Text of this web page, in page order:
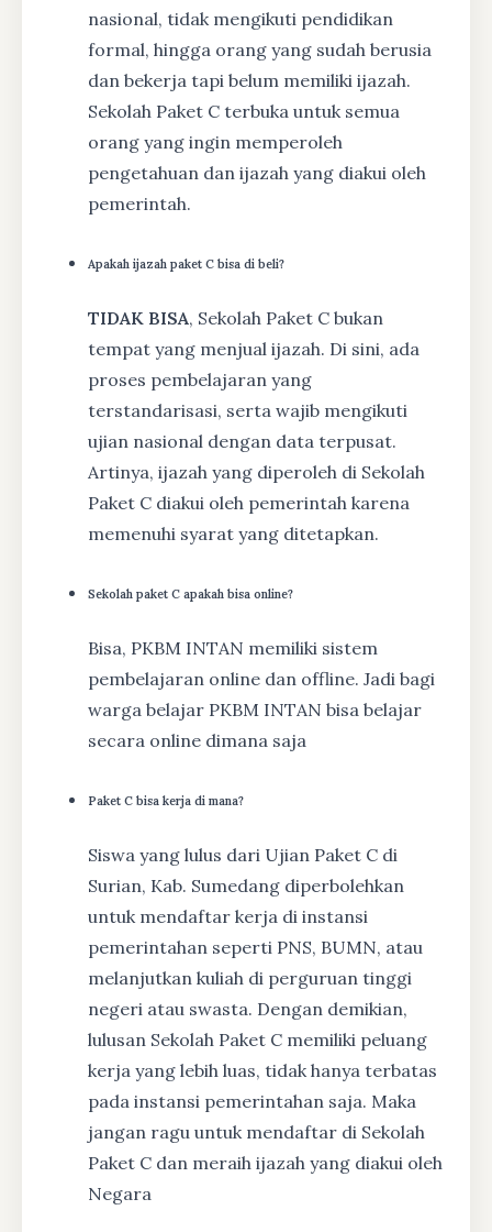
nasional, tidak mengikuti pendidikan
formal, hingga orang yang sudah berusia
dan bekerja tapi belum memiliki ijazah.
Sekolah Paket C terbuka untuk semua
orang yang ingin memperoleh
pengetahuan dan ijazah yang diakui oleh
pemerintah.
Apakah ijazah paket C bisa di beli?
TIDAK BISA, Sekolah Paket C bukan
tempat yang menjual ijazah. Di sini, ada
proses pembelajaran yang
terstandarisasi, serta wajib mengikuti
ujian nasional dengan data terpusat.
Artinya, ijazah yang diperoleh di Sekolah
Paket C diakui oleh pemerintah karena
memenuhi syarat yang ditetapkan.
Sekolah paket C apakah bisa online?
Bisa, PKBM INTAN memiliki sistem
pembelajaran online dan offline. Jadi bagi
warga belajar PKBM INTAN bisa belajar
secara online dimana saja
Paket C bisa kerja di mana?
Siswa yang lulus dari Ujian Paket C di
Surian, Kab. Sumedang diperbolehkan
untuk mendaftar kerja di instansi
pemerintahan seperti PNS, BUMN, atau
melanjutkan kuliah di perguruan tinggi
negeri atau swasta. Dengan demikian,
lulusan Sekolah Paket C memiliki peluang
kerja yang lebih luas, tidak hanya terbatas
pada instansi pemerintahan saja. Maka
jangan ragu untuk mendaftar di Sekolah
Paket C dan meraih ijazah yang diakui oleh
Negara